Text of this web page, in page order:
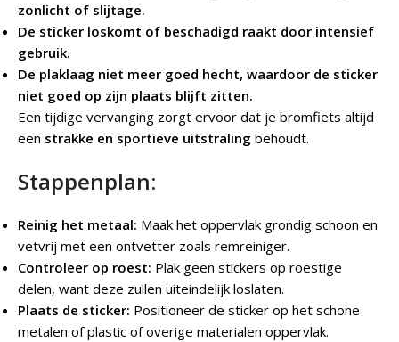
zonlicht of slijtage.
De sticker loskomt of beschadigd raakt door intensief
gebruik.
De plaklaag niet meer goed hecht, waardoor de sticker
niet goed op zijn plaats blijft zitten.
Een tijdige vervanging zorgt ervoor dat je bromfiets altijd
een strakke en sportieve uitstraling behoudt.
Stappenplan:
Reinig het metaal: Maak het oppervlak grondig schoon en
vetvrij met een ontvetter zoals remreiniger.
Controleer op roest: Plak geen stickers op roestige
delen, want deze zullen uiteindelijk loslaten.
Plaats de sticker: Positioneer de sticker op het schone
metalen of plastic of overige materialen oppervlak.